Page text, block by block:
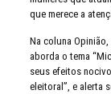
que merece a
Na coluna Opinião,
aborda o tema
seus efeitos
eleitoral”, e alerta